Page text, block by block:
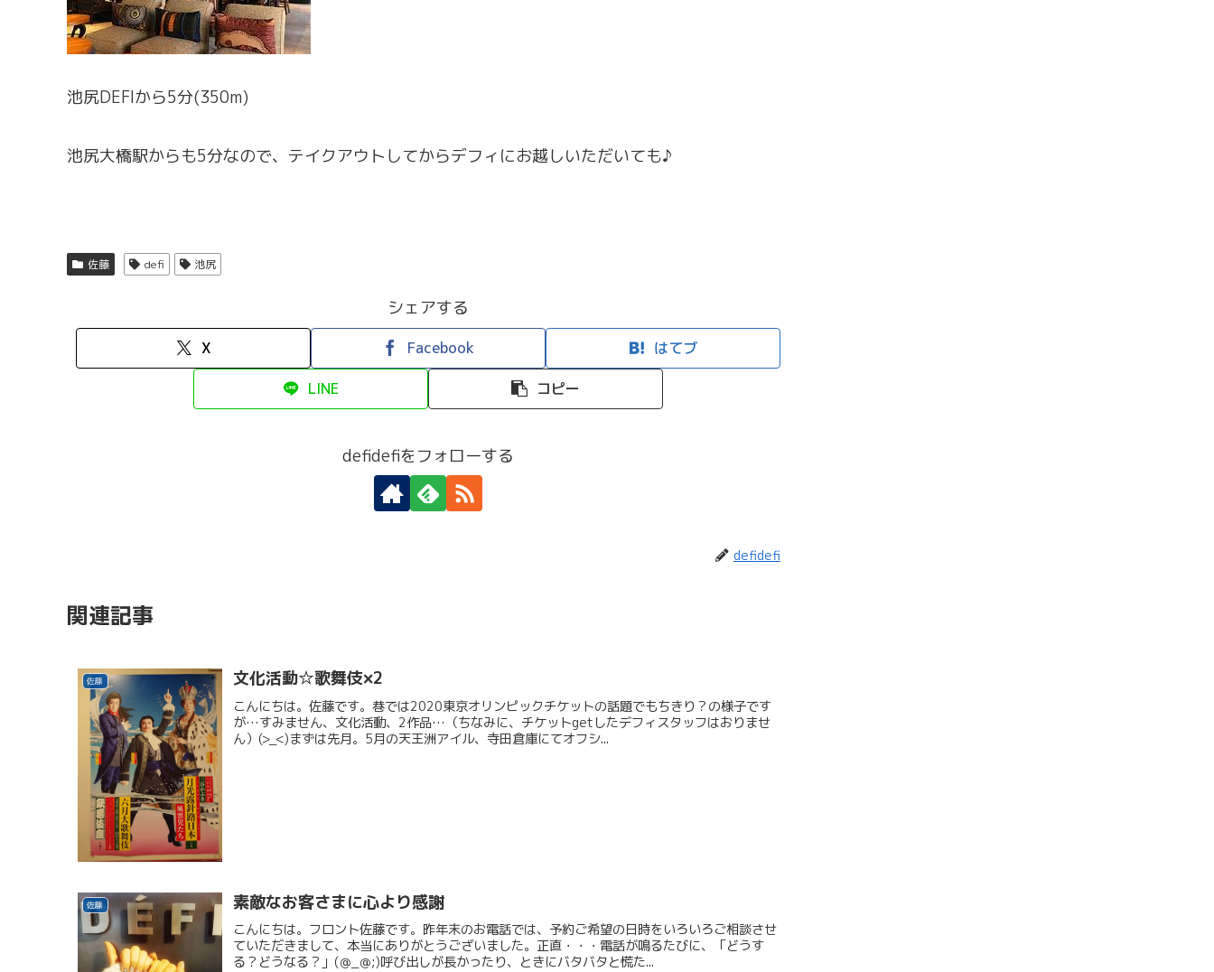
池尻DEFIから5分(350m)
池尻大橋駅からも5分なので、テイクアウトしてからデフィにお越しいただいても♪
佐藤 defi 池尻
シェアする
X Facebook はてブ
LINE コピー
defidefiをフォローする
defidefi
関連記事
佐藤 文化活動☆歌舞伎×2
こんにちは。佐藤です。巷では2020東京オリンピックチケットの話題でもちきり？の様子です
が…すみません、文化活動、2作品…（ちなみに、チケットgetしたデフィスタッフはおりませ
ん）(>_<)まずは先月。5月の天王洲アイル、寺田倉庫にてオフシ...
佐藤 素敵なお客さまに心より感謝
こんにちは。フロント佐藤です。昨年末のお電話では、予約ご希望の日時をいろいろご相談させ
ていただきまして、本当にありがとうございました。正直・・・電話が鳴るたびに、「どうす
る？どうなる？」(＠_＠;)呼び出しが長かったり、ときにバタバタと慌た...